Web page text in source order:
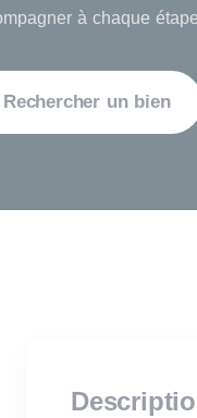
à chaque
Rechercher un bien